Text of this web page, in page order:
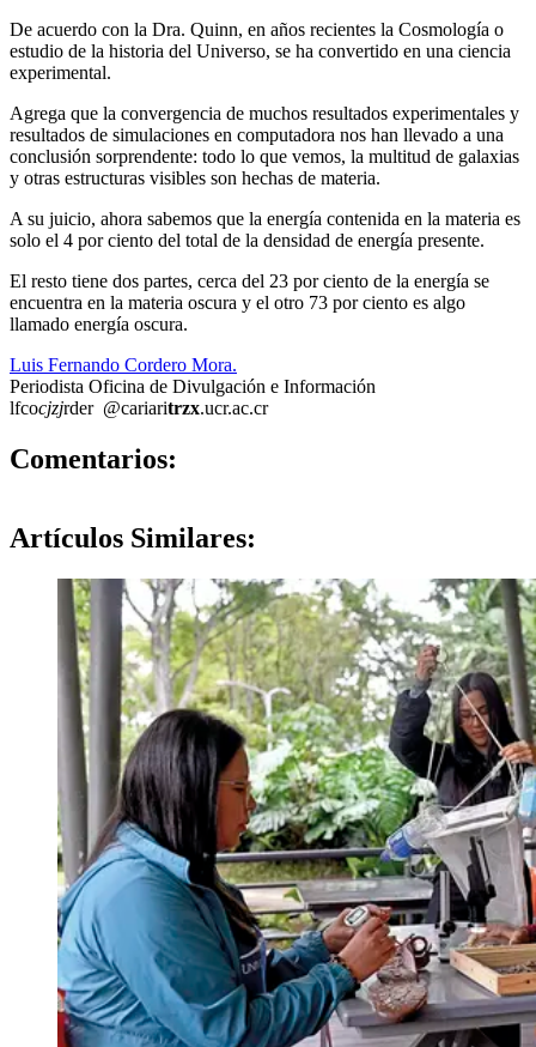
De acuerdo con la Dra. Quinn, en años recientes la Cosmología o
estudio de la historia del Universo, se ha convertido en una ciencia
experimental.
Agrega que la convergencia de muchos resultados experimentales y
resultados de simulaciones en computadora nos han llevado a una
conclusión sorprendente: todo lo que vemos, la multitud de galaxias
y otras estructuras visibles son hechas de materia.
A su juicio, ahora sabemos que la energía contenida en la materia es
solo el 4 por ciento del total de la densidad de energía presente.
El resto tiene dos partes, cerca del 23 por ciento de la energía se
encuentra en la materia oscura y el otro 73 por ciento es algo
llamado energía oscura.
Luis Fernando Cordero Mora.
Periodista Oficina de Divulgación e Información
lfcocjzjrder @cariaritrzx.ucr.ac.cr
Comentarios:
Artículos Similares: